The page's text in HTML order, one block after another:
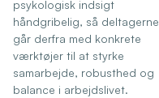
psykologisk indsigt
håndgribelig, så deltagerne
går derfra med konkrete
værktøjer til at styrke
samarbejde, robusthed og
balance i arbejdslivet.